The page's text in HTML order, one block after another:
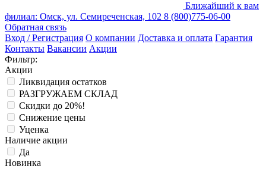
Ближайший к вам
филиал: Омск, ул. Семиреченская, 102 8 (800)775-06-00
Обратная связь
Вход / Регистрация О компании Доставка и оплата Гарантия
Контакты Вакансии Акции
Фильтр:
Акции
Ликвидация остатков
РАЗГРУЖАЕМ СКЛАД
Скидки до 20%!
Снижение цены
Уценка
Наличие акции
Да
Новинка